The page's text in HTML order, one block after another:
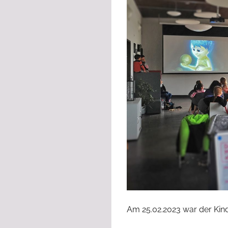
Am 25.02.2023 war der